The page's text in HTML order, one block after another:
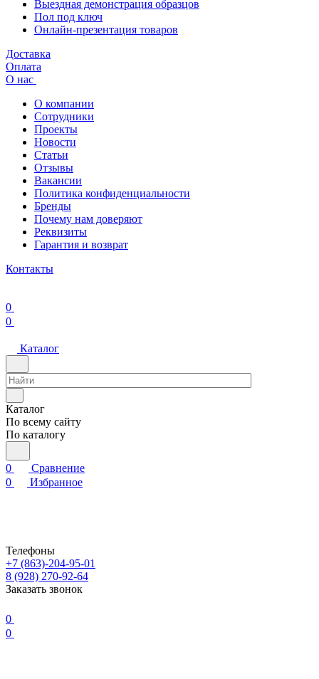
Выездная демонстрация образцов
Пол под ключ
Онлайн-презентация товаров
Доставка
Оплата
О нас
О компании
Сотрудники
Проекты
Новости
Статьи
Отзывы
Вакансии
Политика конфиденциальности
Бренды
Почему нам доверяют
Реквизиты
Гарантия и возврат
Контакты
0
0
Каталог
Каталог
По всему сайту
По каталогу
0
Сравнение
0
Избранное
Телефоны
+7 (863)-204-95-01
8 (928) 270-92-64
Заказать звонок
0
0